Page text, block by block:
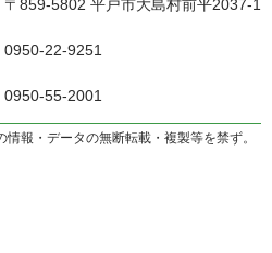
〒859-5802 平戸市大島村前平2037-1
0950-22-9251
0950-55-2001
報・データの無断転載・複製等を禁ず。